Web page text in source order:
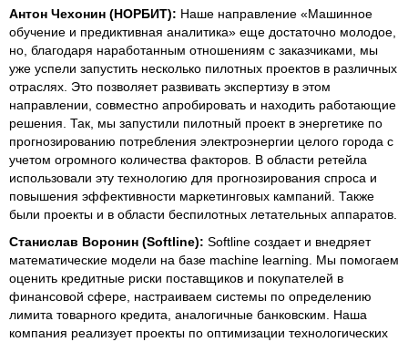
Антон Чехонин (НОРБИТ): Наше направление «Машинное
обучение и предиктивная аналитика» еще достаточно молодое,
но, благодаря наработанным отношениям с заказчиками, мы
уже успели запустить несколько пилотных проектов в различных
отраслях. Это позволяет развивать экспертизу в этом
направлении, совместно апробировать и находить работающие
решения. Так, мы запустили пилотный проект в энергетике по
прогнозированию потребления электроэнергии целого города с
учетом огромного количества факторов. В области ретейла
использовали эту технологию для прогнозирования спроса и
повышения эффективности маркетинговых кампаний. Также
были проекты и в области беспилотных летательных аппаратов.
Станислав Воронин (Softline): Softline создает и внедряет
математические модели на базе machine learning. Мы помогаем
оценить кредитные риски поставщиков и покупателей в
финансовой сфере, настраиваем системы по определению
лимита товарного кредита, аналогичные банковским. Наша
компания реализует проекты по оптимизации технологических